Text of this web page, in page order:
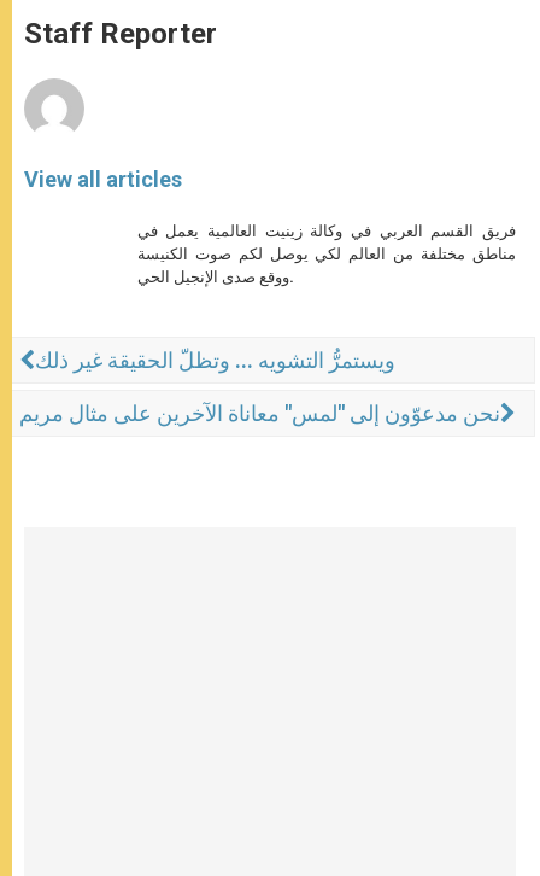
p
p
g
e
o
k
r
Staff Reporter
View all articles
فريق القسم العربي في وكالة زينيت العالمية يعمل في
مناطق مختلفة من العالم لكي يوصل لكم صوت الكنيسة
ووقع صدى الإنجيل الحي.
ويستمرُّ التشويه ... وتظلّ الحقيقة غير ذلك
نحن مدعوّون إلى "لمس" معاناة الآخرين على مثال مريم